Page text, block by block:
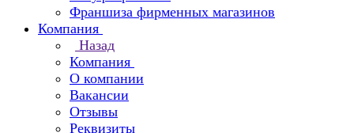
Франшиза фирменных магазинов
Компания
Назад
Компания
О компании
Вакансии
Отзывы
Реквизиты